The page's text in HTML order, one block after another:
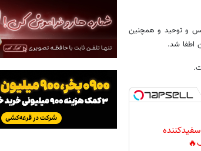
و توحید و همچنین
اطفا شد.